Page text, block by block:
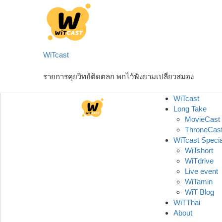
WiTcast
รายการคุยวิทย์ติดตลก พกไว้ฟังยามเปลี่ยวสมอง
WiTcast
Long Take
MovieCast
WiTcast
WiTshort
WiTdrive
Live event
WiTamin
WiT Blog
WiTThai
About